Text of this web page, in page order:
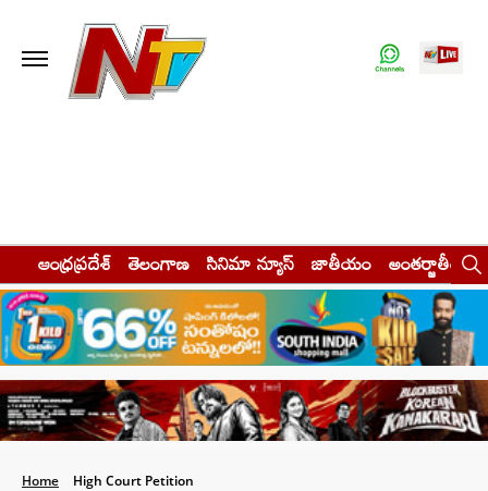
ఆంధ్రప్రదేశ్ తెలంగాణ సినిమా న్యూస్ జాతీయం అంతర్జాతీయం
Home High Court Petition